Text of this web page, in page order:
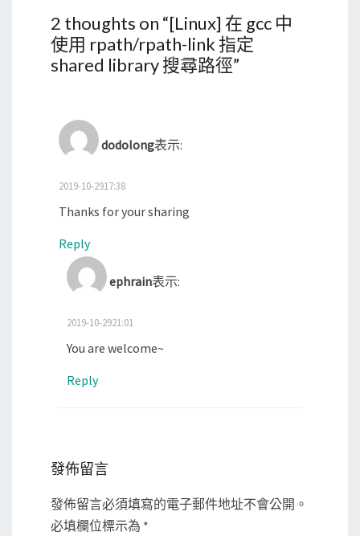
2 thoughts on “[Linux] 在 gcc 中
使用 rpath/rpath-link 指定
shared library 搜尋路徑”
dodolong表示:
2019-10-2917:38
Thanks for your sharing
Reply
ephrain表示:
2019-10-2921:01
You are welcome~
Reply
發佈留言
發佈留言必須填寫的電子郵件地址不會公開。
必填欄位標示為 *